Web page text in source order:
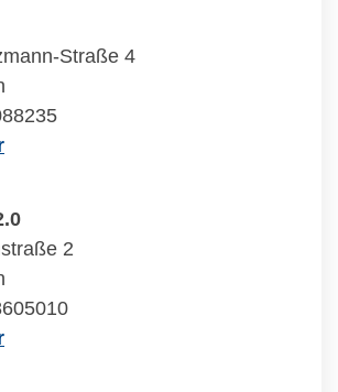
Straße 4
2